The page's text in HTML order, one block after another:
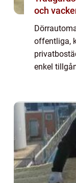
och
offentliga,
enkel